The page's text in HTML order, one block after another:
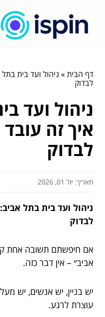
דף הבית» ניהול ועד בית
לבדוק
ניהול ועד
איך זה עובד
לבדוק
תאריך: יול 01, 2026
ניהול ועד בית בתל
לבדוק
אם חיפשתם תשובה אחת
אביב״ – אין דבר כזה.
יש בניין, יש אנשים, יש
עוצרת לרגע.